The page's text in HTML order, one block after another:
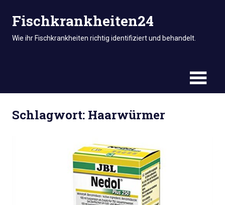
InhaltFischkrankheiten24
Wie ihr Fischkrankheiten richtig identifiziert und behandelt.
Schlagwort: Haarwürmer